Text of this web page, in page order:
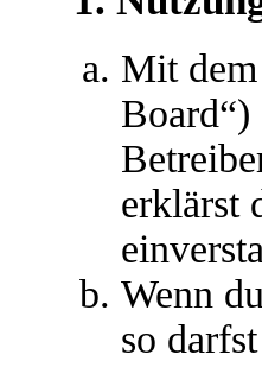
Mit
erklärst
Wenn
so